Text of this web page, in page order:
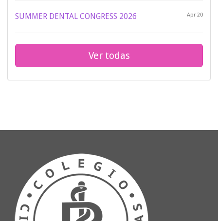
Apr 20
SUMMER DENTAL CONGRESS 2026
Ver todas